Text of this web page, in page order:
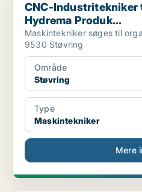
CNC-
Hydrema Produk...
Maskintekniker søges til
9530 Støvring
Område
Støvring
Type
Maskintekniker
Mere